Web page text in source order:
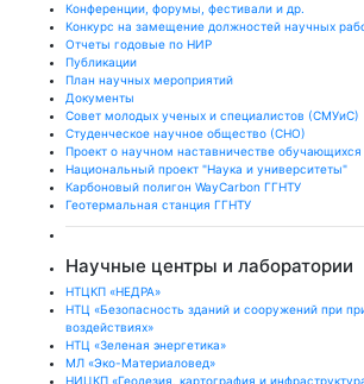
Конференции, форумы, фестивали и др.
Конкурс на замещение должностей научных
Отчеты годовые по НИР
Публикации
План научныx мероприятий
Документы
Совет молодых ученых и специалистов (СМУиС)
Студенческое научное общество (СНО)
Проект о научном наставничестве обучающихся
Национальный проект "Наука и университеты"
Карбоновый полигон WayCarbon ГГНТУ
Геотермальная станция ГГНТУ
Научные центры и лаборатории
НТЦКП «НЕДРА»
НТЦ «Безопасность зданий и сооружений при
воздействиях»
НТЦ «Зеленая энергетика»
МЛ «Эко-Материаловед»
НИЦКП «Геодезия, картография и